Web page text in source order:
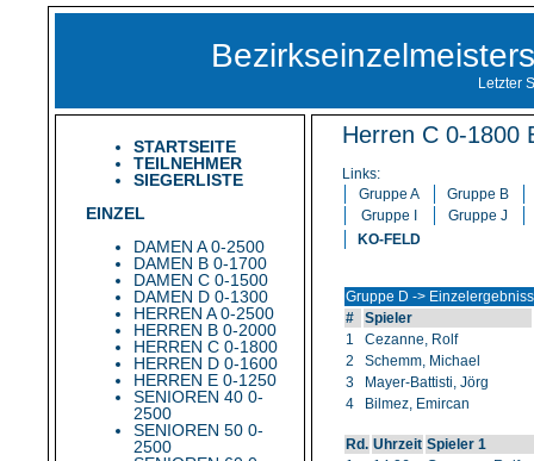
Letzter
STARTSEITE
TEILNEHMER
SIEGERLISTE
EINZEL
DAMEN A 0-2500
DAMEN B 0-1700
DAMEN C 0-1500
DAMEN D 0-1300
HERREN A 0-2500
HERREN B 0-2000
HERREN C 0-1800
HERREN D 0-1600
HERREN E 0-1250
SENIOREN 40 0-
2500
SENIOREN 50 0-
2500
Herren C 0-1800
Links:
Gruppe A
Gruppe B
Gruppe I
Gruppe J
KO-FELD
Gruppe D ->
#
Spieler
1
Cezanne, Rolf
2
Schemm, Michael
3
Mayer-Battisti, Jörg
4
Bilmez, Emircan
Rd. Uhrzeit Spieler 1